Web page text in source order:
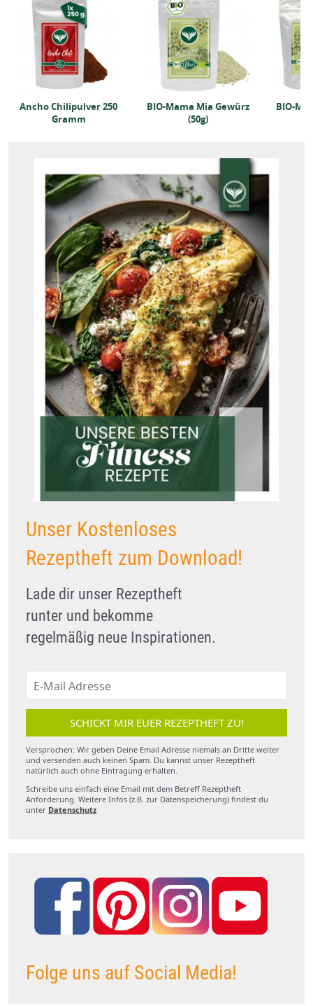
Ancho Chilipulver 250
Gramm
BIO-Mama Mia Gewürz
(50g)
BIO-
Unser Kostenloses
Rezeptheft zum Download!
Lade dir unser Rezeptheft
runter und bekomme
regelmäßig neue Inspirationen.
SCHICKT MIR EUER REZEPTHEFT ZU!
Versprochen: Wir geben Deine Email Adresse niemals an Dritte weiter
und versenden auch keinen Spam. Du kannst unser Rezeptheft
natürlich auch ohne Eintragung erhalten.
Schreibe uns einfach eine Email mit dem Betreff Rezeptheft
Anforderung. Weitere Infos (z.B. zur Datenspeicherung) findest du
unter Datenschutz
Folge uns auf Social Media!